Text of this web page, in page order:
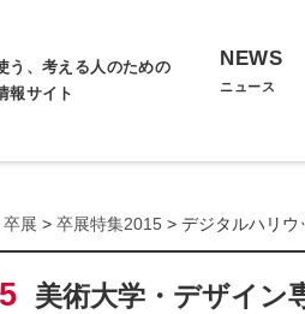
う、考える人のための
報サイト
NEWS
ニュース
卒展 > 卒展特集2015 > デジタルハリウ
美術大学・デザイン